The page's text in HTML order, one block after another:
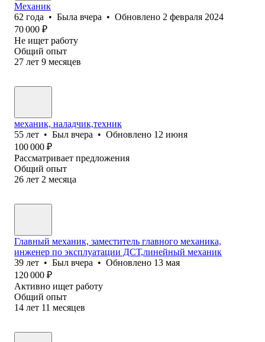
Механик
62 года • Была вчера • Обновлено 2 февраля 2024
70 000 ₽
Не ищет работу
Общий опыт
27 лет 9 месяцев
механик, наладчик,техник
55 лет • Был вчера • Обновлено 12 июня
100 000 ₽
Рассматривает предложения
Общий опыт
26 лет 2 месяца
Главный механик, заместитель главного механика,
инженер по эксплуатации ДСТ,линейный механик
39 лет • Был вчера • Обновлено 13 мая
120 000 ₽
Активно ищет работу
Общий опыт
14 лет 11 месяцев